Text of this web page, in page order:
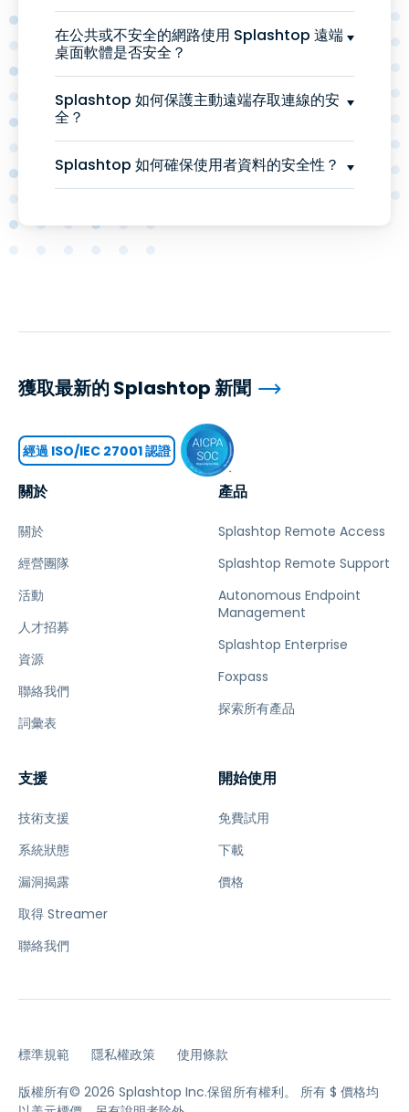
在公共或不安全的網路使用 Splashtop 遠端
桌面軟體是否安全？
Splashtop 如何保護主動遠端存取連線的安
全？
Splashtop 如何確保使用者資料的安全性？
關於
關於
經營團隊
活動
人才招募
資源
聯絡我們
詞彙表
產品
Splashtop Remote Access
Splashtop Remote Support
Autonomous Endpoint
Management
Splashtop Enterprise
Foxpass
探索所有產品
支援
技術支援
系統狀態
漏洞揭露
取得 Streamer
聯絡我們
開始使用
免費試用
下載
價格
獲取最新的 Splashtop 新聞
經過 ISO/IEC 27001 認證
標準規範 隱私權政策 使用條款
版權所有© 2026 Splashtop Inc.保留所有權利。
所有 $ 價格均